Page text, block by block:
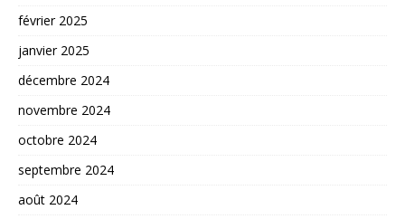
février 2025
janvier 2025
décembre 2024
novembre 2024
octobre 2024
septembre 2024
août 2024